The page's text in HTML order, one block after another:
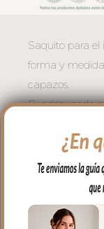
Saquito para el
forma y
capazos.
Puedes usarlo
Es un saquito
en la zona de
apto para todo
En los laterales
en la parte de